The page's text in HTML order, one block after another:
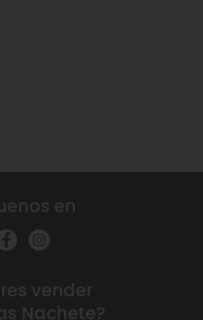
en
vender
Nachete?